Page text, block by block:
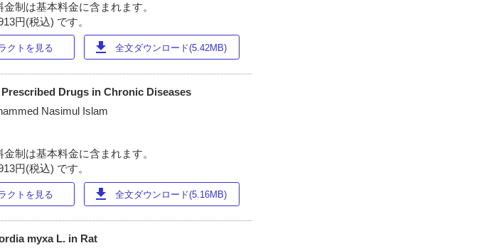
制は基本料金に含まれます。
円(税込) です。
クトを見る download 全文ダウンロード(5.42MB)
Drugs in Chronic Diseases
Nasimul Islam
制は基本料金に含まれます。
円(税込) です。
クトを見る download 全文ダウンロード(5.16MB)
myxa L. in Rat